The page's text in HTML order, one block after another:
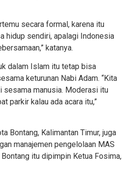
secara formal, karena itu
hidup sendiri, apalagi Indonesia
katanya.
dalam Islam itu tetap bisa
keturunan Nabi Adam. “Kita
sesama manusia. Moderasi itu
parkir kalau ada acara itu,”
Bontang, Kalimantan Timur, juga
manajemen pengelolaan MAS
itu dipimpin Ketua Fosima,